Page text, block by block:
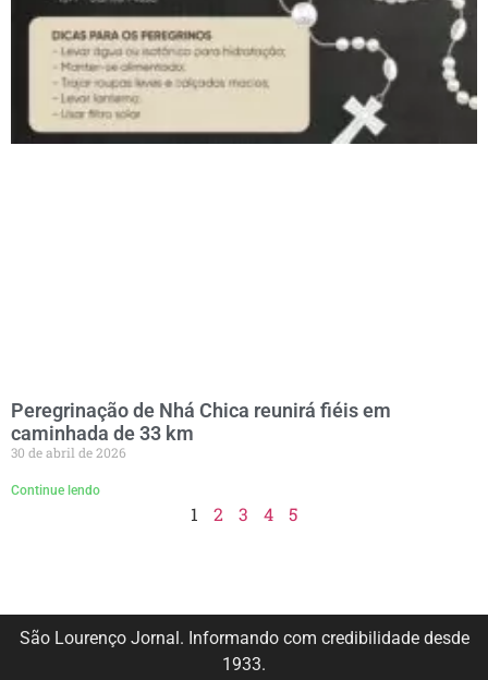
Peregrinação de Nhá Chica reunirá fiéis em
caminhada de 33 km
30 de abril de 2026
Continue lendo
1 2 3 4 5
São Lourenço Jornal. Informando com credibilidade desde
1933.